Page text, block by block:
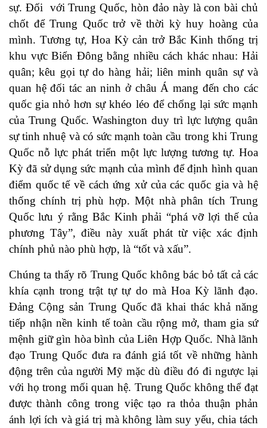
sự. Đối với Trung Quốc, hòn đảo này là con bài chủ
chốt để Trung Quốc trở về thời kỳ huy hoàng của
mình. Tương tự, Hoa Kỳ cản trở Bắc Kinh thống trị
khu vực Biển Đông bằng nhiều cách khác nhau: Hải
quân; kêu gọi tự do hàng hải; liên minh quân sự và
quan hệ đối tác an ninh ở châu Á mang đến cho các
quốc gia nhỏ hơn sự khéo léo để chống lại sức mạnh
của Trung Quốc. Washington duy trì lực lượng quân
sự tinh nhuệ và có sức mạnh toàn cầu trong khi Trung
Quốc nỗ lực phát triển một lực lượng tương tự. Hoa
Kỳ đã sử dụng sức mạnh của mình để định hình quan
điểm quốc tế về cách ứng xử của các quốc gia và hệ
thống chính trị phù hợp. Một nhà phân tích Trung
Quốc lưu ý rằng Bắc Kinh phải “phá vỡ lợi thế của
phương Tây”, điều này xuất phát từ việc xác định
chính phủ nào phù hợp, là “tốt và xấu”.
Chúng ta thấy rõ Trung Quốc không bác bỏ tất cả các
khía cạnh trong trật tự tự do mà Hoa Kỳ lãnh đạo.
Đảng Cộng sản Trung Quốc đã khai thác khả năng
tiếp nhận nền kinh tế toàn cầu rộng mở, tham gia sứ
mệnh giữ gìn hòa bình của Liên Hợp Quốc. Nhà lãnh
đạo Trung Quốc đưa ra đánh giá tốt về những hành
động trên của người Mỹ mặc dù điều đó đi ngược lại
với họ trong mối quan hệ. Trung Quốc không thể đạt
được thành công trong việc tạo ra thỏa thuận phản
ánh lợi ích và giá trị mà không làm suy yếu, chia tách